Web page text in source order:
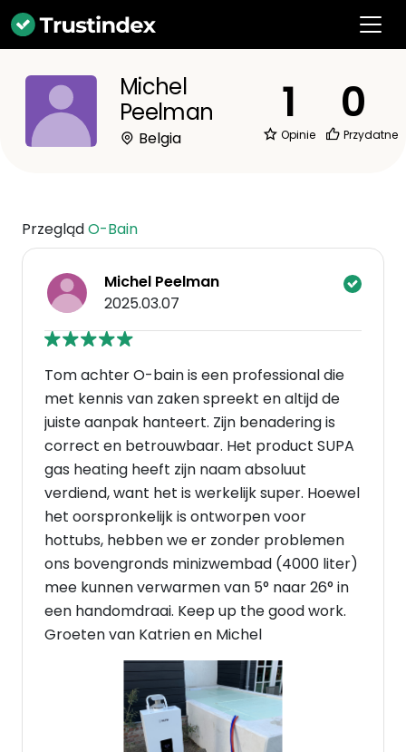
Michel
Peelman
Belgia
1
Opinie
0
Przydatne
PrzeglądO-Bain
Michel Peelman
2025.03.07
Tom achter O-bain is een professional die
met kennis van zaken spreekt en altijd de
juiste aanpak hanteert. Zijn benadering is
correct en betrouwbaar. Het product SUPA
gas heating heeft zijn naam absoluut
verdiend, want het is werkelijk super. Hoewel
het oorspronkelijk is ontworpen voor
hottubs, hebben we er zonder problemen
ons bovengronds minizwembad (4000 liter)
mee kunnen verwarmen van 5° naar 26° in
een handomdraai. Keep up the good work.
Groeten van Katrien en Michel